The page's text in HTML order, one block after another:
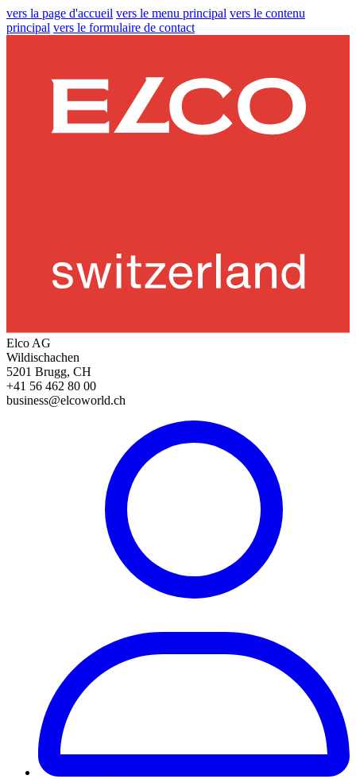
vers la page d'accueil vers le menu principal vers le contenu
principal vers le formulaire de contact
Elco AG
Wildischachen
5201 Brugg, CH
+41 56 462 80 00
business@elcoworld.ch